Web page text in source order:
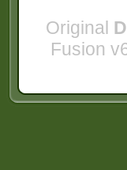
Original
Fusion